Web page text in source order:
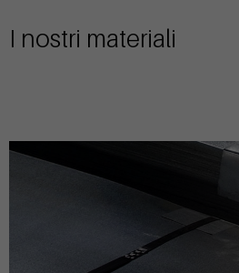
I nostri materiali